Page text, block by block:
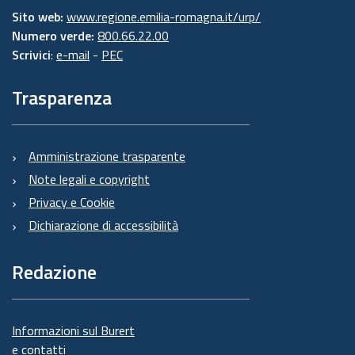
Sito web: www.regione.emilia-romagna.it/urp/
Numero verde: 800.66.22.00
Scrivici: e-mail - PEC
Trasparenza
Amministrazione trasparente
Note legali e copyright
Privacy e Cookie
Dichiarazione di accessibilità
Redazione
Informazioni sul Burert
e contatti